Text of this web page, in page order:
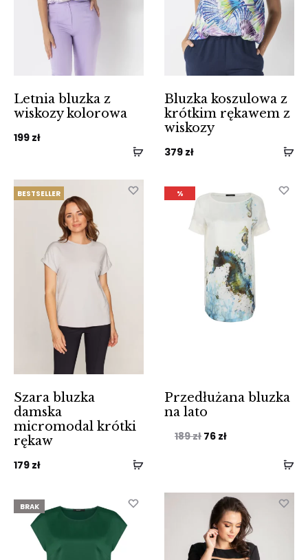
Letnia bluzka z
wiskozy kolorowa
199 zł
Bluzka koszulowa z
krótkim rękawem z
wiskozy
379 zł
BESTSELLER
Szara bluzka
damska
micromodal krótki
rękaw
179 zł
%
Przedłużana bluzka
na lato
189zł Pierwotna
189 zł.
76 złAktualna
76 zł.
BRAK